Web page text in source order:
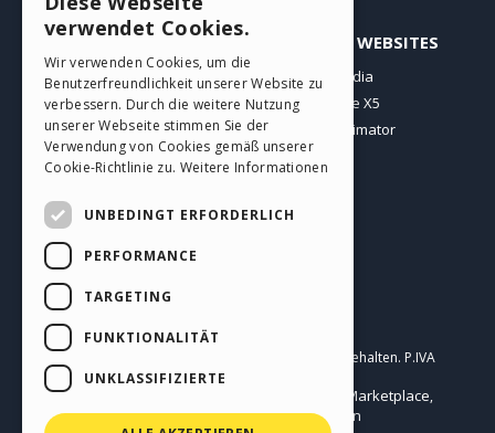
PROFIL
Meine Beiträge
Meine Lizenz
Download
Webhosting
ANDERE WEBSITES
Incomedia
WebSite X5
WebAnimator
Copyright © 2026
Alle Rechte vorbehalten. P.IVA
IT07514640015
Nutzungsbedingungen WebSite X5:
Help Center / Marketplace,
Templates,Objects|Datenschutzbestimmungen
GERMAN
SPANISH
PORTUGUESE
verwendet Cookies.
Wir verwenden Cookies, um die
Benutzerfreundlichkeit unserer Website zu
verbessern. Durch die weitere Nutzung
unserer Webseite stimmen Sie der
Verwendung von Cookies gemäß unserer
Cookie-Richtlinie zu. Weitere Informationen
UNBEDINGT ERFORDERLICH
PERFORMANCE
TARGETING
FUNKTIONALITÄT
UNKLASSIFIZIERTE